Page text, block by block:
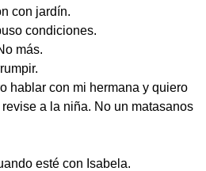
con jardín.
condiciones.
más.
hablar con mi hermana y quiero
a la niña. No un matasanos
esté con Isabela.